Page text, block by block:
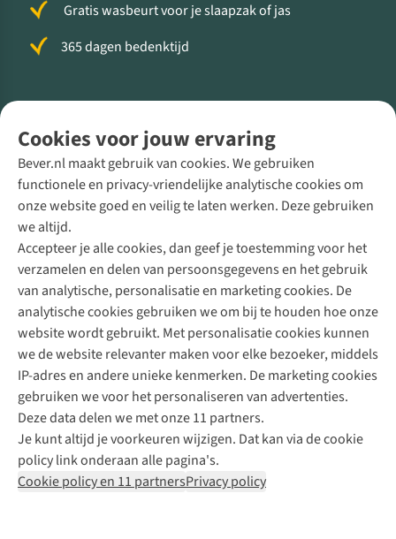
Cookies voor jouw ervaring
Bever.nl maakt gebruik van cookies. We gebruiken
functionele en privacy-vriendelijke analytische cookies om
onze website goed en veilig te laten werken. Deze gebruiken
we altijd.
Accepteer je alle cookies, dan geef je toestemming voor het
verzamelen en delen van persoonsgegevens en het gebruik
van analytische, personalisatie en marketing cookies. De
analytische cookies gebruiken we om bij te houden hoe onze
website wordt gebruikt. Met personalisatie cookies kunnen
we de website relevanter maken voor elke bezoeker, middels
IP-adres en andere unieke kenmerken. De marketing cookies
gebruiken we voor het personaliseren van advertenties.
Deze data delen we met onze 11 partners.
Je kunt altijd je voorkeuren wijzigen. Dat kan via de cookie
policy link onderaan alle pagina's.
Cookie policy en 11 partnersPrivacy policy
Gratis wasbeurt voor je slaapzak of jas
365 dagen bedenktijd
Direct advies van een Buitenexpert
+31 (0)85 888 50 88
+31 6 12 28 49 80
Contactformulier